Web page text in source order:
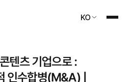
KO
텐츠 기업으로 :
인수합병(M&A) |